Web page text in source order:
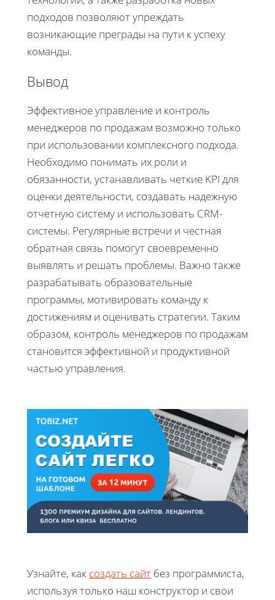
подходов позволяют упреждать
возникающие преграды на пути к успеху
команды.
Вывод
Эффективное управление и контроль
менеджеров по продажам возможно только
при использовании комплексного подхода.
Необходимо понимать их роли и
обязанности, устанавливать четкие KPI для
оценки деятельности, создавать надежную
отчетную систему и использовать CRM-
системы. Регулярные встречи и честная
обратная связь помогут своевременно
выявлять и решать проблемы. Важно также
разрабатывать образовательные
программы, мотивировать команду к
достижениям и оценивать стратегии. Таким
образом, контроль менеджеров по продажам
становится эффективной и продуктивной
частью управления.
Узнайте, как создать сайт без программиста,
используя только наш конструктор и свои